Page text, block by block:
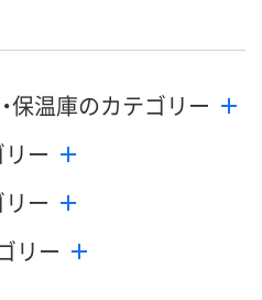
保温庫のカテゴリー
ー
ー
リー